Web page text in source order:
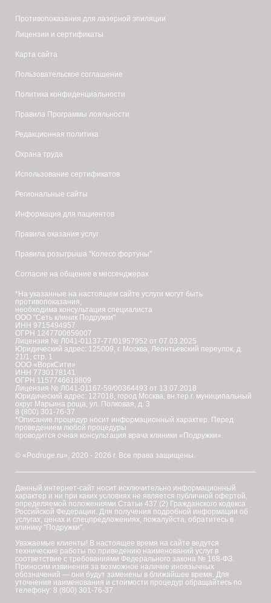
Противопоказания для лазерной эпиляции
Лицензии и сертификаты
Карта сайта
Пользовательское соглашение
Политика конфиденциальности
Правила Программы лояльности
Редакционная политика
Охрана труда
Использование сертификатов
Региональные сайты
Информация для пациентов
Правила оказания услуг
Правила розыгрыша "Колесо фортуны"
Согласие на общение в мессенджерах
*На указанные на настоящем сайте услуги могут быть
противопоказания,
необходима консультация специалиста
ООО "Сеть клиник Подружки"
ИНН 9715494957
ОГРН 1247700659007
Лицензия № Л041-01137-77/01957952 от 07.03.2025
Юридический адрес: 125009, г. Москва, Леонтьевский переулок, д.
21/1, стр. 1
ООО «ВоркСити»
ИНН 7730178141
ОГРН 1157746618809
Лицензия № Л041-01167-59/00364493 от 13.07.2018
Юридический адрес: 127018, город Москва, вн.тер.г. муниципальный
округ Марьина роща, ул. Полковая, д. 3
8 (800) 301-76-37
*Описание процедур носит информационный характер. Перед
проведением любой процедуры
проводится очная консультация врача клиники «Подружки».
© «Podruge.ru», 2020 - 2026 г. Все права защищены.
Данный интернет-сайт носит исключительно информационный
характер и ни при каких условиях не является публичной офертой,
определяемой положениями Статьи 437 (2) Гражданского кодекса
Российской Федерации. Для получения подробной информации об
услугах, ценах и спецпредложениях, пожалуйста, обратитесь в
клинику "Подружки".
Уважаемые клиенты! В настоящее время на сайте ведутся
технические работы по приведению наименований услуг в
соответствие с требованиями Федерального закона № 168-ФЗ.
Приносим извинения за возможное наличие иноязычных
обозначений — они будут заменены в ближайшее время. Для
уточнения наименования и стоимости процедур обращайтесь по
телефону: 8 (800) 301-76-37